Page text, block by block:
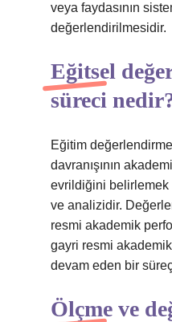
veya faydasının
değerlendirilmesidir.
Eğitsel
süreci
Eğitim
davranışının
evrildiğini belirlemek
ve analizidir.
resmi akademik
gayri resmi
devam eden bir
Ölçme ve